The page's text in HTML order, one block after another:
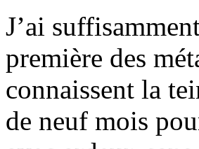
J’ai
première des
connaissent la
de neuf mois